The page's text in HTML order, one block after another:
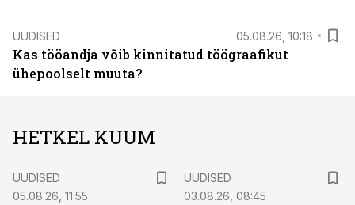
UUDISED 05.08.26, 10:18
Kas tööandja võib kinnitatud töögraafikut
ühepoolselt muuta?
HETKEL KUUM
UUDISED
05.08.26, 11:55
UUDISED
03.08.26, 08:45